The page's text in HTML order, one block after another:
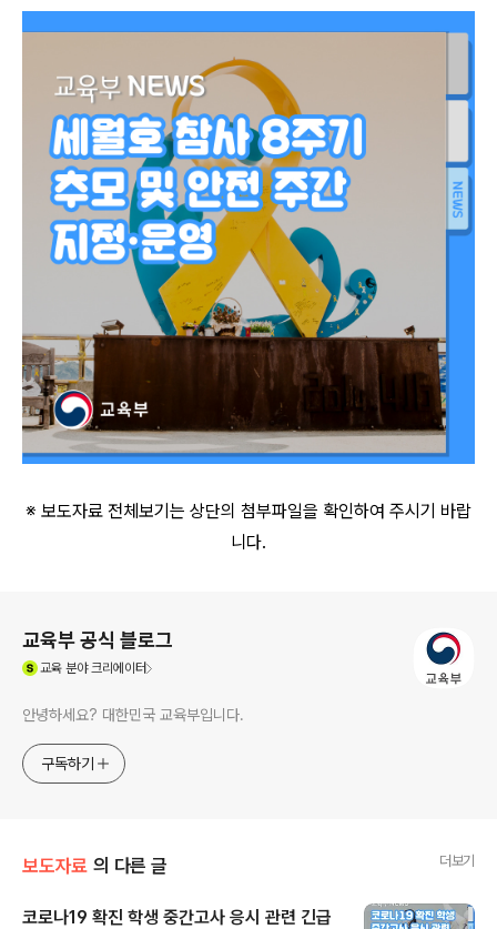
※ 보도자료 전체보기는 상단의 첨부파일을 확인하여 주시기 바랍
니다.
교육부 공식 블로그
교육분야 크리에이터
안녕하세요? 대한민국 교육부입니다.
구독하기
보도자료 의 다른 글 더보기
코로나19 확진 학생 중간고사 응시 관련 긴급